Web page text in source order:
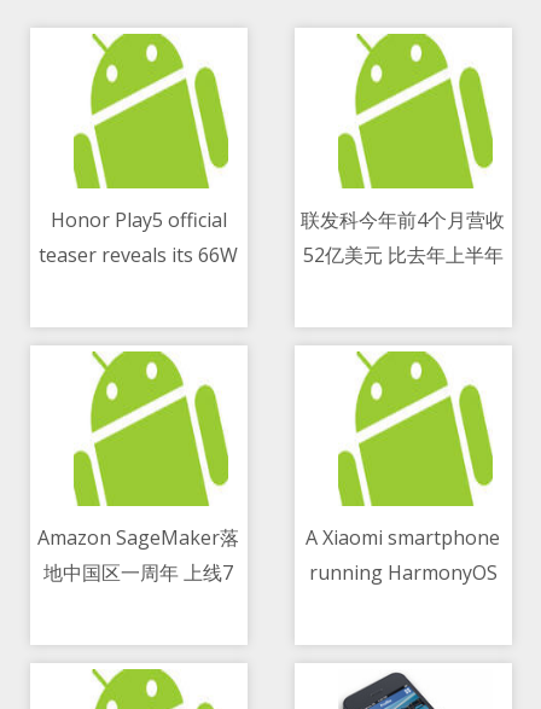
Honor Play5 official
teaser reveals its 66W
联发科今年前4个月营收
52亿美元 比去年上半年
Amazon SageMaker落
地中国区一周年 上线7
A Xiaomi smartphone
running HarmonyOS
video